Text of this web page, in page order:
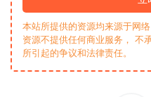
本站所提供的资源均来源于网
资源不提供任何商业服务， 不
所引起的争议和法律责任。